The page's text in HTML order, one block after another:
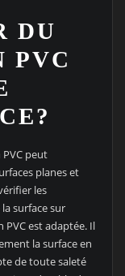
DU
PVC
peut
planes et
les
surface sur
PVC est adaptée. Il
la surface en
de toute saleté